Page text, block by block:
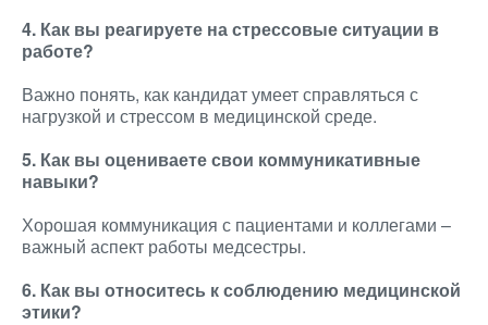
4. Как вы реагируете на стрессовые ситуации в
работе?
Важно понять, как кандидат умеет справляться с
нагрузкой и стрессом в медицинской среде.
5. Как вы оцениваете свои коммуникативные
навыки?
Хорошая коммуникация с пациентами и коллегами –
важный аспект работы медсестры.
6. Как вы относитесь к соблюдению медицинской
этики?